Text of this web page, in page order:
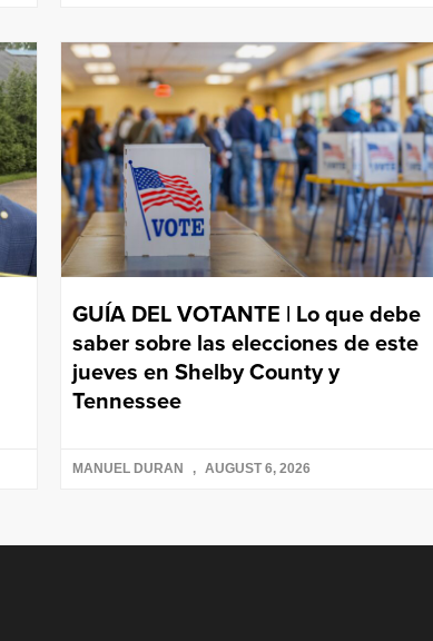
GUÍA DEL VOTANTE | Lo que debe
saber sobre las elecciones de este
jueves en Shelby County y
Tennessee
MANUEL DURAN AUGUST 6, 2026